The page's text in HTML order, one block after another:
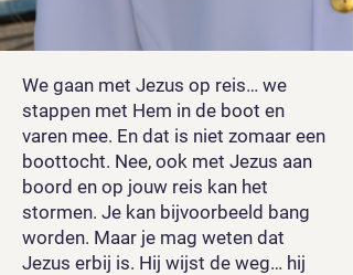
We gaan met Jezus op reis… we
stappen met Hem in de boot en
varen mee. En dat is niet zomaar een
boottocht. Nee, ook met Jezus aan
boord en op jouw reis kan het
stormen. Je kan bijvoorbeeld bang
worden. Maar je mag weten dat
Jezus erbij is. Hij wijst de weg… hij